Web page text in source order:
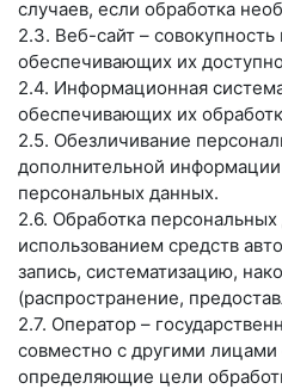
случаев, если обработка
2.3. Веб-сайт –
обеспечивающих их
2.4. Информационная
обеспечивающих их
2.5. Обезличивание
дополнительной
персональных данных.
2.6. Обработка
использованием средств
запись, систематизацию,
(распространение,
2.7. Оператор –
совместно с другими
определяющие цели